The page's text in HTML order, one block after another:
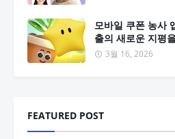
모바일 쿠폰 농사
출의 새로운 지평
3월 16, 2026
FEATURED POST